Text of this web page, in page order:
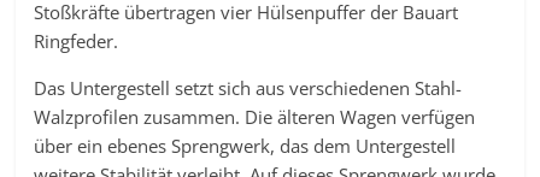
Stoßkräfte übertragen vier Hülsenpuffer der Bauart
Ringfeder.
Das Untergestell setzt sich aus verschiedenen Stahl-
Walzprofilen zusammen. Die älteren Wagen verfügen
über ein ebenes Sprengwerk, das dem Untergestell